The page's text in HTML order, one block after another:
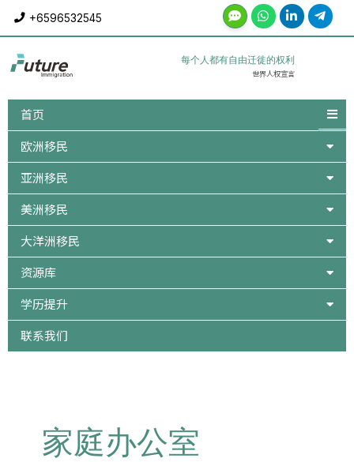
content
+6596532545
每个人都有自由迁徙的权利
世界人权宣言
首页
欧洲移民
亚洲移民
美洲移民
大洋洲移民
资源库
学历提升
联系我们
家庭办公室